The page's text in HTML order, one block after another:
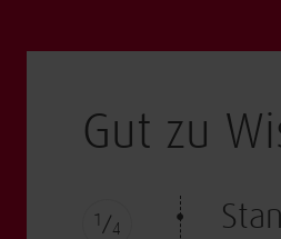
Gut zu
1 4